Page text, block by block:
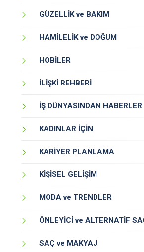
GÜZELLİK ve BAKIM
HAMİLELİK ve DOĞUM
HOBİLER
İLİŞKİ REHBERİ
İŞ DÜNYASINDAN HABERLER
KADINLAR İÇİN
KARİYER PLANLAMA
KİŞİSEL GELİŞİM
MODA ve TRENDLER
ÖNLEYİCİ ve ALTERNATİF
SAÇ ve MAKYAJ